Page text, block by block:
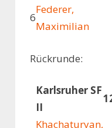
6
Federer,
Maximilian
Rückrunde:
Karlsruher SF
II
Khachaturyan,